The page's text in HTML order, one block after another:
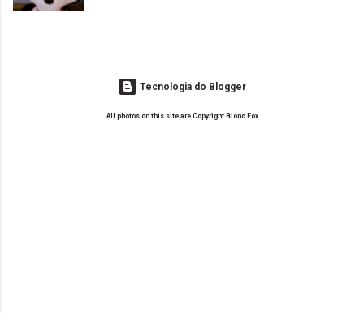
leitoras? Claro. Seu blog já esta como quer, ou ainda ...
Tecnologia do Blogger
All photos on this site are Copyright Blond Fox